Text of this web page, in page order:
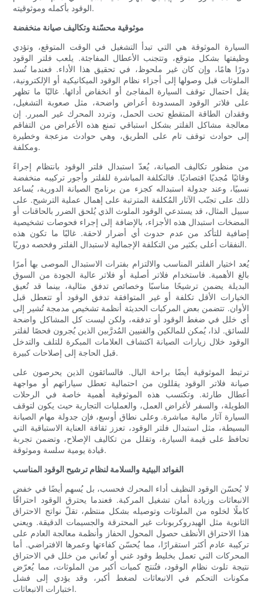
الوقود بأكمله وموثوقيته.
موثوقية محسّنة وتكاليف صيانة منخفضة
السيارة الموثوقة هي التي تبدأ التشغيل في الوقت المتوقع، وتؤدي
وظيفتها بشكل متوقع، وتتجنب الأعطال المفاجئة. يلعب فلتر الوقود
دورًا هامًا، وإن كان غير ملحوظ، في تحقيق هذا الأداء. فعندما تُسد
الملوثات قبل وصولها إلى أجزاء نظام الوقود الميكانيكية أو الإلكترونية،
يقل احتمال توقف السيارة المفاجئ أو انخفاض أدائها. غالبًا ما تظهر
على فلاتر الوقود المسدودة أعراض واضحة، مثل صعوبة التشغيل،
وفقدان الطاقة المتقطع تحت الحمل، وتردد المحرك غير المبرر. إن
معالجة مشاكل الفلتر بشكل استباقي تمنع هذه الأعراض من التفاقم
إلى حوادث توقف تام على الطريق، وهي حوادث مزعجة وخطيرة
ومكلفة.
من منظور تكاليف الصيانة، يُعدّ استبدال فلتر الوقود بانتظام إجراءً
وقائيًا مُجديًا اقتصاديًا. فالتكلفة المباشرة للفلتر وأجور تركيبه منخفضة
نسبيًا، وعند جدولة استبداله كجزء من برنامج الصيانة الدورية، يُساعد
ذلك على تجنّب الآثار المُكلفة المترتبة على إهمال عملية الترشيح. على
سبيل المثال، قد يستدعي الوقود الملوث الذي يُلحق الضرر بالحاقنات أو
المضخات استبدال هذه الأجزاء، بالإضافة إلى إجراء فحوصات تشخيصية
إضافية للتأكد من عدم حدوث أي أضرار لاحقة. غالبًا ما تكون هذه
النفقات أعلى بكثير من التكلفة الإجمالية لاستبدال الفلتر وفحصه دوريًا.
يُعد اختيار الفلتر المناسب والالتزام بفترات الاستبدال الموصى بها أمرًا
بالغ الأهمية. فاستخدام فلاتر أصلية أو فلاتر عالية الجودة من السوق
البديلة يضمن ترشيحًا مناسبًا وخصائص تدفق مثالية، بينما قد تُعيق
الخيارات الأقل تكلفة أو غير المتوافقة تدفق الوقود أو تتعطل قبل
الأوان. تتضمن بعض المركبات الحديثة أنظمة تشخيص مدمجة تُشير إلى
أي خلل في ضغط الوقود أو تدفقه، ولكن ليست كل المشاكل واضحة
للسائق. لذا، يُمكن للمالكين والفنيين المُدرَّبين الذين يُجرون فحصًا لفلتر
الوقود خلال زيارات الصيانة اكتشاف العلامات المبكرة للتلف والتدخل
قبل الحاجة إلى إصلاحات كبيرة.
ترتبط الموثوقية أيضًا براحة البال. فالسائقون الذين يحرصون على
صيانة فلاتر الوقود يقللون من احتمالية تعطل سياراتهم أو مواجهة
أعطال طارئة. وتكتسب هذه الموثوقية أهمية خاصة في الرحلات
الطويلة، والسفر لأغراض العمل، والعمليات التجارية حيث يكون لتوقف
السيارة آثار مالية مباشرة. وعلى نطاق أوسع، فإن جدولة مهام الصيانة
البسيطة، مثل استبدال فلتر الوقود، تعزز ثقافة العناية الاستباقية التي
تحافظ على قيمة السيارة، وتقلل من تكاليف الإصلاح، وتضمن تجربة
قيادة يومية سلسة وموثوقة.
الفوائد البيئية والسلامة لنظام ترشيح الوقود المناسب
لا يُحسّن الوقود النظيف أداء المحرك فحسب، بل يُسهم أيضًا في خفض
الانبعاثات وزيادة أمان تشغيل المركبة. فعندما يحترق الوقود احتراقًا
كاملًا لخلوه من الملوثات وتوصيله بشكل منتظم، تقلّ نواتج الاحتراق
الثانوية مثل الهيدروكربونات غير المحترقة والجسيمات الدقيقة. ويعني
هذا الاحتراق الأنظف حصول المحول الحفاز وأنظمة معالجة العادم على
تركيبة عادم أكثر استقرارًا، مما يُحسّن كفاءتها وعمرها الافتراضي. أما
المحركات التي تعمل بخليط وقود غني أو تُعاني من خلل في الاحتراق
نتيجة تلوث نظام الوقود، فتُنتج كميات أكبر من الملوثات، مما يُعرّض
مكونات التحكم في الانبعاثات لضغط أكبر، وقد يؤدي إلى فشل
اختبارات الانبعاثات.